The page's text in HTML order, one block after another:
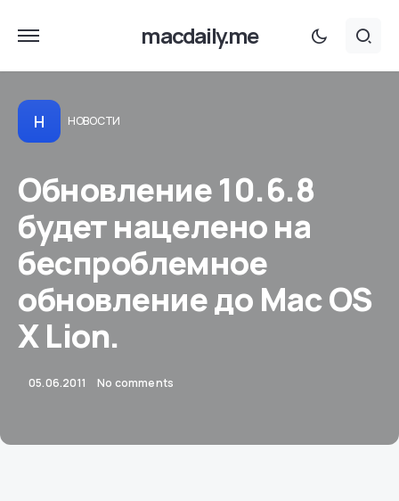
macdaily.me
Н НОВОСТИ
Обновление 10.6.8
будет нацелено на
беспроблемное
обновление до Mac OS
X Lion.
05.06.2011 No comments